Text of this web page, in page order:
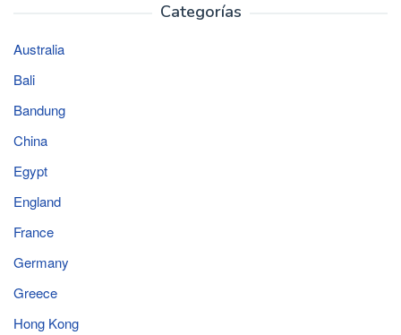
Categorías
Australia
Bali
Bandung
China
Egypt
England
France
Germany
Greece
Hong Kong